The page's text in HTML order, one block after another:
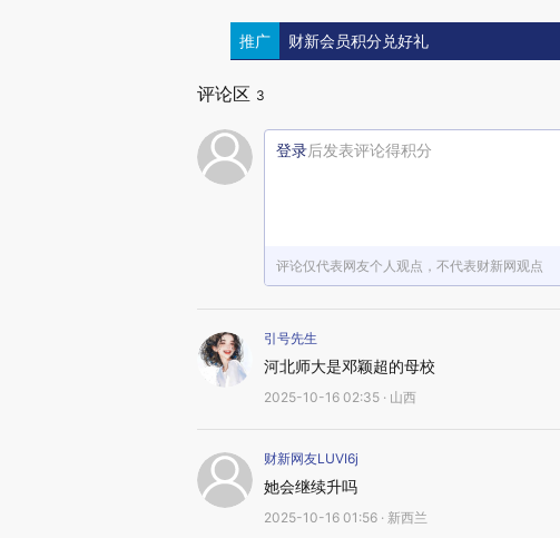
推广 财新会员积分兑好礼
评论区 3
登录后发表评论得积分
评论仅代表网友个人观点，不代表财新网观点
引号先生
河北师大是邓颖超的母校
2025-10-16 02:35 · 山西
财新网友LUVI6j
她会继续升吗
2025-10-16 01:56 · 新西兰